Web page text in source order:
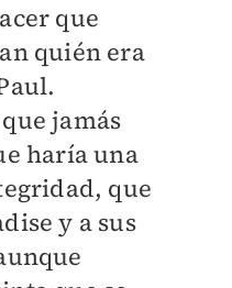
que
quién era
jamás
haría una
que
y a sus